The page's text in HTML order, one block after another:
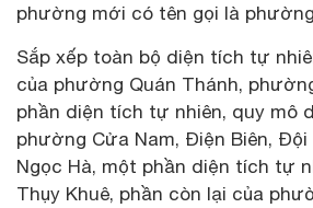
phường mới có tên gọi là
Sắp xếp toàn bộ diện tích tự
của phường Quán Thánh,
phần diện tích tự nhiên, quy mô
phường Cửa Nam, Điện Biên, Đội
Ngọc Hà, một phần diện tích tự
Thụy Khuê, phần còn lại của